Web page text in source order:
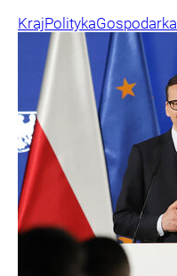
KrajPolitykaGospodarka